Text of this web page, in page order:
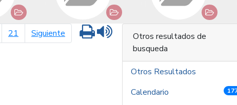
21 Siguiente página siguiente
Imprimir
Otros resultados de
busqueda
Otros Resultados
Calendario